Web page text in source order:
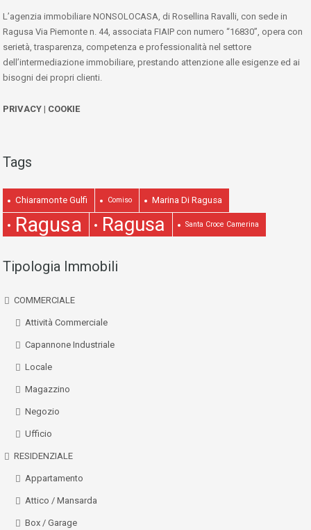
L’agenzia immobiliare NONSOLOCASA, di Rosellina Ravalli, con sede in
Ragusa Via Piemonte n. 44, associata FIAIP con numero “16830”, opera con
serietà, trasparenza, competenza e professionalità nel settore
dell’intermediazione immobiliare, prestando attenzione alle esigenze ed ai
bisogni dei propri clienti.
PRIVACY | COOKIE
Tags
Chiaramonte Gulfi Comiso Marina Di Ragusa
Ragusa Ragusa Santa Croce Camerina
Tipologia Immobili
COMMERCIALE
Attività Commerciale
Capannone Industriale
Locale
Magazzino
Negozio
Ufficio
RESIDENZIALE
Appartamento
Attico / Mansarda
Box / Garage